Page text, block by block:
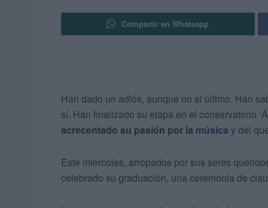
Compartir en Whatsapp
Han dado un adiós, aunque no el último. Han
sí. Han finalizado su etapa en el conservatorio
acrecentado su pasión por la música y del
Este miércoles, arropados por sus seres
celebrado su graduación, una ceremonia de